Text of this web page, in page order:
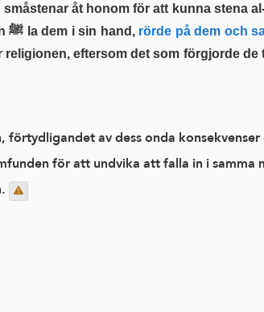
åt honom för att kunna stena
var som en kikärta eller en hasselnöt. Profeten ﷺ la dem i sin hand,rörde på dem och
av dess onda
för att undvika att falla in i samma